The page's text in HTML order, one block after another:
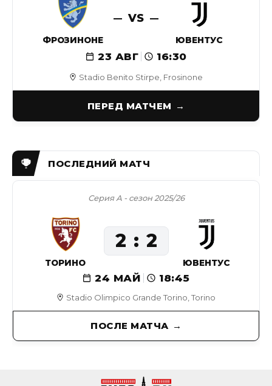
Stadio Benito Stirpe, Frosinone
ФРОЗИНОНЕ
VS
ЮВЕНТУС
23 АВГ 16:30
ПЕРЕД МАТЧЕМ
Stadio Olimpico Grande Torino, Torino
Серия А - сезон 2025/26
24 МАЙ 18:45
ТОРИНО
2 2
ЮВЕНТУС
ПОСЛЕ МАТЧА